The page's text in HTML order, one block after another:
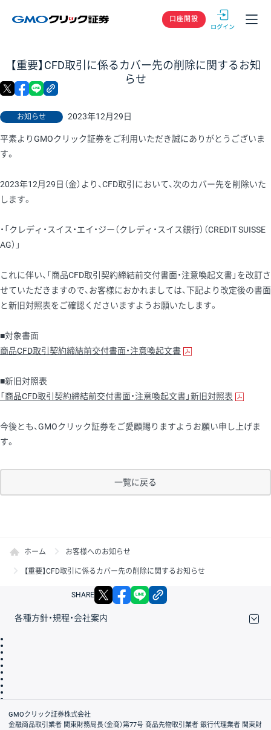
GMOクリック
口座開設
【重要】CFD取引に係るカバー先の削除に関するお知
らせ
お知らせ 2023年12月29日
X facebook
平素よりGMOクリック証券をご利用いただき誠にありがとうございま
す。
2023年12月29日（金）より、CFD取引において、次のカバー先を削除いた
します。
・「クレディ・スイス・エイ・ジー（クレディ・スイス銀行）（CREDIT SUISSE
AG）」
これに伴い、「商品CFD取引契約締結前交付書面・注意喚起文書」を改訂さ
せていただきますので、お客様におかれましては、下記より改定後の書面
と新旧対照表をご確認くださいますようお願いたします。
■対象書面
商品CFD取引契約締結前交付書面・注意喚起文書
■新旧対照表
「商品CFD取引契約締結前交付書面・注意喚起文書」新旧対照表
今後とも、GMOクリック証券をご愛顧賜りますようお願い申し上げま
す。
一覧に戻る
ホーム お客様へのお知らせ
【重要】CFD取引に係るカバー先の削除に関するお知らせ
SHARE X facebook
各種方針・規程・会社案内
会社案内
GMOクリック証券株式会社
金融商品取引業者 関東財務局長（金商）第77号 商品先物取引業者 銀行代理業者 関東財